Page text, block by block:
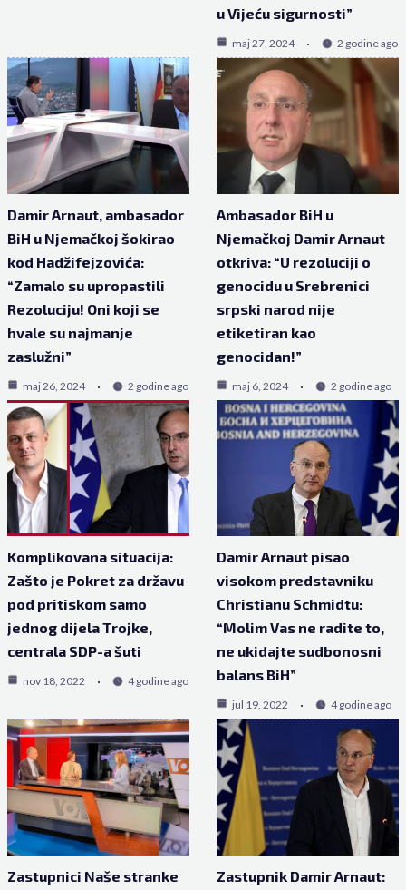
u Vijeću sigurnosti”
maj 27, 2024 2 godine ago
Damir Arnaut, ambasador
BiH u Njemačkoj šokirao
kod Hadžifejzovića:
“Zamalo su upropastili
Rezoluciju! Oni koji se
hvale su najmanje
zaslužni”
maj 26, 2024 2 godine ago
Ambasador BiH u
Njemačkoj Damir Arnaut
otkriva: “U rezoluciji o
genocidu u Srebrenici
srpski narod nije
etiketiran kao
genocidan!”
maj 6, 2024 2 godine ago
Komplikovana situacija:
Zašto je Pokret za državu
pod pritiskom samo
jednog dijela Trojke,
centrala SDP-a šuti
nov 18, 2022 4 godine ago
Damir Arnaut pisao
visokom predstavniku
Christianu Schmidtu:
“Molim Vas ne radite to,
ne ukidajte sudbonosni
balans BiH”
jul 19, 2022 4 godine ago
Zastupnici Naše stranke
Zastupnik Damir Arnaut: